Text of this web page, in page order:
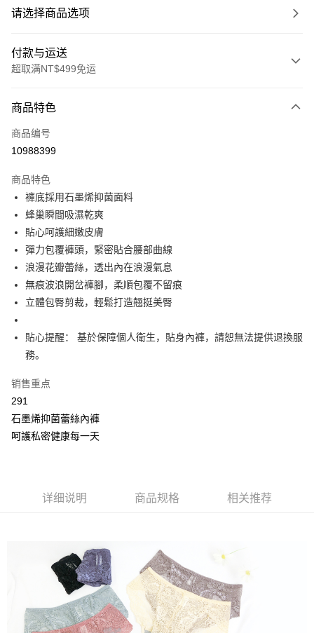
请选择商品选项
付款与运送
超取满NT$499免运
信用卡一次付款
超商取货付款
Apple Pay
街口支付
悠遊付
Plus PAY
大哥付你分期
【大哥付你分期使用说明】
1. 本服务由台湾大哥大提供，电信用户可立即使用无须另外申请。（限个人
月租型门号，不开放公司户及预付卡使用）
程，验证手机门号后，选择欲分期的期数、缴款截止日，确认付款后即完成
3. 实际核准额度、可分期数及费用金额请依后续交易确认页面所载为准。
4. 订单成立30分钟内，如未前往确认交易或遇审核未通过，订单将自动取
消。如遇 “转专审核”未通过状况，表示未达系统评分，恕无法说明评估内
容。
2. 通过短信链接打开账单后，可选择 “超商条码／台湾大直营门市／银行转
本服务购买商品或服务，并由商店将买卖／分期付款买卖价金债权让与本公
司后，依约使用本公司账单缴交账款。
2. 基于同意付款使用 “大哥付你分期”之契约关系目的，商店将以您的个人资
料（包含姓名、电话或地址）提供予台湾大哥大进项收集、处理及利用，由
台湾大哥大与本人进行分期账单所需资料之确认、核对及更正。
3. 完整用户服务条款，请详阅以下链接：https://oppay.tw/userRule
AFTEE先享后付
相关说明
1. 於付款方式選擇AFTEE先享後付，將跳出AFTEE先享後付手機驗證視
窗。
2. 進行簡訊驗證之後，即可完成結帳手續。
3. 訂單確認後不需事先繳費，商品會配送至您的指定地址。
4. 下訂完成後，您的手機會收到一封繳費通知簡訊，APP會員則會收到
請留意繳費期限為 14 天。唯有下載 AFTEE App 成為 AFTEE 會員者方能享
出。使用AFTEE下訂可以延長您收到商品前的繳費天數，但無法保證一定能
夠在期限內收到商品(例如:預購商品或預計到貨時間較長者)。因此無論收到
商品與否，仍需要請您在AFTEE規定的時間內完成繳費。
二、付款限制
1. 初次使用 AFTEE 時，將依認證結果及本公司審查結果，核予每個人不同
之上限額度
Hami Point
相关说明
「Hami Point」为中华电信所提供之积分服务，可于会员专区绑定中华电信
会员账号后，即可在购物车使用 Hami Point 折抵消费金额（1点等于1
元）。
付款後全家取貨
每笔NT$80，满NT$499(含以上)免运费
萊爾富取貨付款
每笔NT$80，满NT$799(含以上)免运费
商品特色
商品编号
10988399
商品特色
褲底採用石墨烯抑菌面料
蜂巢瞬間吸濕乾爽
貼心呵護細嫩皮膚
彈力包覆褲頭，緊密貼合腰部曲線
浪漫花瓣蕾絲，透出內在浪漫氣息
無痕波浪開岔褲腳，柔順包覆不留痕
立體包臀剪裁，輕鬆打造翹挺美臀
貼心提醒： 基於保障個人衛生，貼身內褲，請恕無法提供退換服
務。
销售重点
291
石墨烯抑菌蕾絲內褲
呵護私密健康每一天
详细说明 商品规格 相关推荐